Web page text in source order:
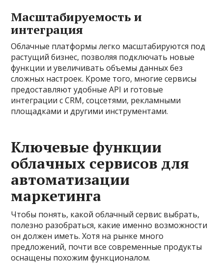
Масштабируемость и
интеграция
Облачные платформы легко масштабируются под
растущий бизнес, позволяя подключать новые
функции и увеличивать объемы данных без
сложных настроек. Кроме того, многие сервисы
предоставляют удобные API и готовые
интеграции с CRM, соцсетями, рекламными
площадками и другими инструментами.
Ключевые функции
облачных сервисов для
автоматизации
маркетинга
Чтобы понять, какой облачный сервис выбрать,
полезно разобраться, какие именно возможности
он должен иметь. Хотя на рынке много
предложений, почти все современные продукты
оснащены похожим функционалом.